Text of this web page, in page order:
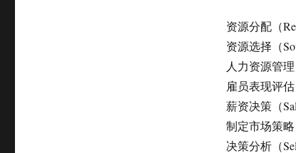
资源分配（
资源选择（
人力资源管理
雇员表现评估
薪资决策（
制定市场策略
决策分析（